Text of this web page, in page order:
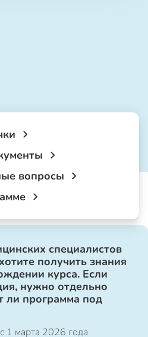
вопросы
специалистов
получить знания
курса. Если
нужно отдельно
ли программа под
1 марта 2026 года